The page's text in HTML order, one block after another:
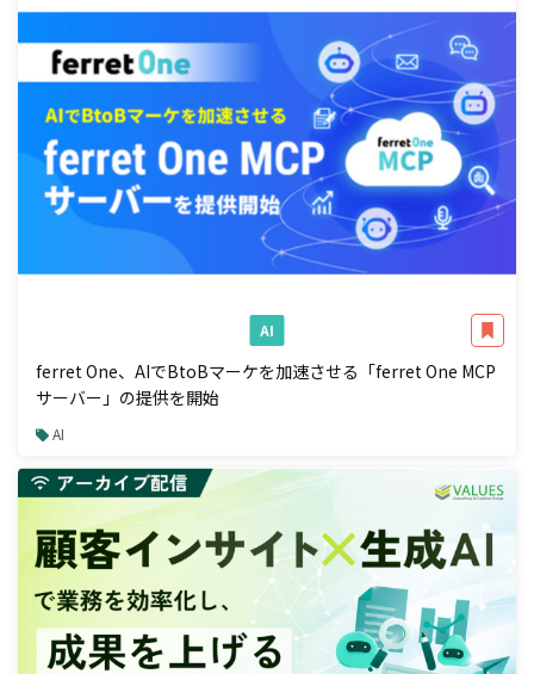
AI
ferret One、AIでBtoBマーケを加速させる「ferret One MCP
サーバー」の提供を開始
AI